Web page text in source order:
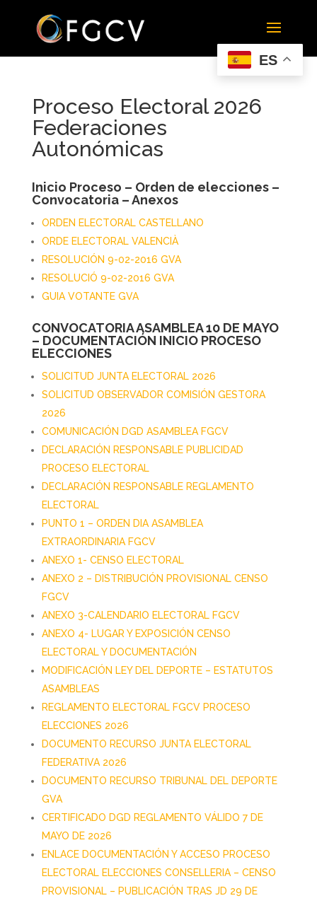
Proceso Electoral 2026
Federaciones
Autonómicas
Inicio Proceso – Orden de elecciones –
Convocatoria – Anexos
ORDEN ELECTORAL CASTELLANO
ORDE ELECTORAL VALENCIÀ
RESOLUCIÓN 9-02-2016 GVA
RESOLUCIÓ 9-02-2016 GVA
GUIA VOTANTE GVA
CONVOCATORIA ASAMBLEA 10 DE MAYO
– DOCUMENTACIÓN INICIO PROCESO
ELECCIONES
SOLICITUD JUNTA ELECTORAL 2026
SOLICITUD OBSERVADOR COMISIÓN GESTORA
2026
COMUNICACIÓN DGD ASAMBLEA FGCV
DECLARACIÓN RESPONSABLE PUBLICIDAD
PROCESO ELECTORAL
DECLARACIÓN RESPONSABLE REGLAMENTO
ELECTORAL
PUNTO 1 – ORDEN DIA ASAMBLEA
EXTRAORDINARIA FGCV
ANEXO 1- CENSO ELECTORAL
ANEXO 2 – DISTRIBUCIÓN PROVISIONAL CENSO
FGCV
ANEXO 3-CALENDARIO ELECTORAL FGCV
ANEXO 4- LUGAR Y EXPOSICIÓN CENSO
ELECTORAL Y DOCUMENTACIÓN
MODIFICACIÓN LEY DEL DEPORTE – ESTATUTOS
ASAMBLEAS
REGLAMENTO ELECTORAL FGCV PROCESO
ELECCIONES 2026
DOCUMENTO RECURSO JUNTA ELECTORAL
FEDERATIVA 2026
DOCUMENTO RECURSO TRIBUNAL DEL DEPORTE
GVA
CERTIFICADO DGD REGLAMENTO VÁLIDO 7 DE
MAYO DE 2026
ENLACE DOCUMENTACIÓN Y ACCESO PROCESO
ELECTORAL ELECCIONES CONSELLERIA – CENSO
PROVISIONAL – PUBLICACIÓN TRAS JD 29 DE
ES